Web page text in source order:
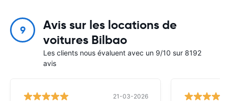
9
Avis sur les locations de
voitures Bilbao
Les clients nous évaluent avec un 9/10 sur 8192
avis
21-03-2026